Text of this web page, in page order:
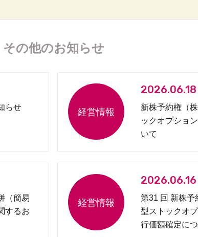
その他のお知らせ
らせ
2026.06.18
新株予約権（
ックオプショ
いて
（簡易
するお
2026.06.16
第31 回 新株予
型ストックオ
行価額確定に